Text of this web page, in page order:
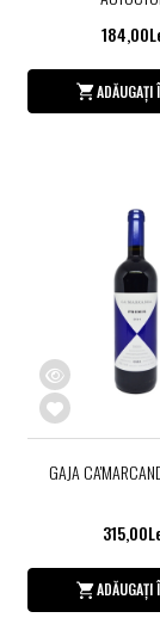
ADĂUGAȚI
GAJA
ADĂUGAȚI